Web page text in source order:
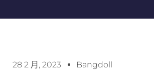
28 2 月, 2023 Bangdoll